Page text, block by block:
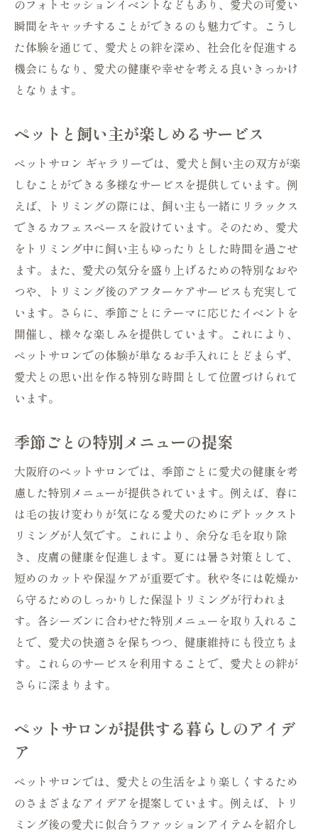
のフォトセッションイベントなどもあり、愛犬の可愛い
瞬間をキャッチすることができるのも魅力です。こうし
た体験を通じて、愛犬との絆を深め、社会化を促進する
機会にもなり、愛犬の健康や幸せを考える良いきっかけ
となります。
ペットと飼い主が楽しめるサービス
ペットサロン ギャラリーでは、愛犬と飼い主の双方が楽
しむことができる多様なサービスを提供しています。例
えば、トリミングの際には、飼い主も一緒にリラックス
できるカフェスペースを設けています。そのため、愛犬
をトリミング中に飼い主もゆったりとした時間を過ごせ
ます。また、愛犬の気分を盛り上げるための特別なおや
つや、トリミング後のアフターケアサービスも充実して
います。さらに、季節ごとにテーマに応じたイベントを
開催し、様々な楽しみを提供しています。これにより、
ペットサロンでの体験が単なるお手入れにとどまらず、
愛犬との思い出を作る特別な時間として位置づけられて
います。
季節ごとの特別メニューの提案
大阪府のペットサロンでは、季節ごとに愛犬の健康を考
慮した特別メニューが提供されています。例えば、春に
は毛の抜け変わりが気になる愛犬のためにデトックスト
リミングが人気です。これにより、余分な毛を取り除
き、皮膚の健康を促進します。夏には暑さ対策として、
短めのカットや保湿ケアが重要です。秋や冬には乾燥か
ら守るためのしっかりした保湿トリミングが行われま
す。各シーズンに合わせた特別メニューを取り入れるこ
とで、愛犬の快適さを保ちつつ、健康維持にも役立ちま
す。これらのサービスを利用することで、愛犬との絆が
さらに深まります。
ペットサロンが提供する暮らしのアイデ
ア
ペットサロンでは、愛犬との生活をより楽しくするため
のさまざまなアイデアを提案しています。例えば、トリ
ミング後の愛犬に似合うファッションアイテムを紹介し